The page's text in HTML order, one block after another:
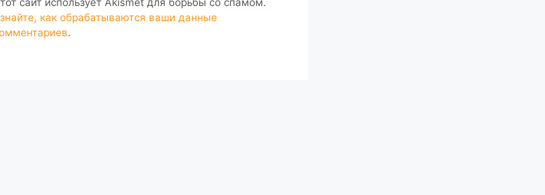
сайт использует Akismet для борьбы со спамом.
как обрабатываются ваши данные
.